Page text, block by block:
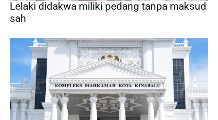
Lelaki didakwa miliki pedang tanpa maksud
sah